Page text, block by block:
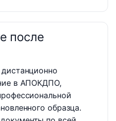
после
в АПОКДПО,
образца.